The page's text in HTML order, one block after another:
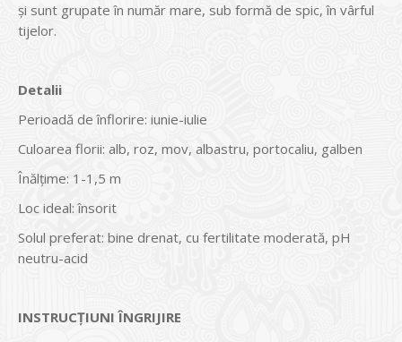
și sunt grupate în număr mare, sub formă de spic, în vârful
tijelor.
Detalii
Perioadă de înflorire: iunie-iulie
Culoarea florii: alb, roz, mov, albastru, portocaliu, galben
Înălțime: 1-1,5 m
Loc ideal: însorit
Solul preferat: bine drenat, cu fertilitate moderată, pH
neutru-acid
INSTRUCŢIUNI ÎNGRIJIRE